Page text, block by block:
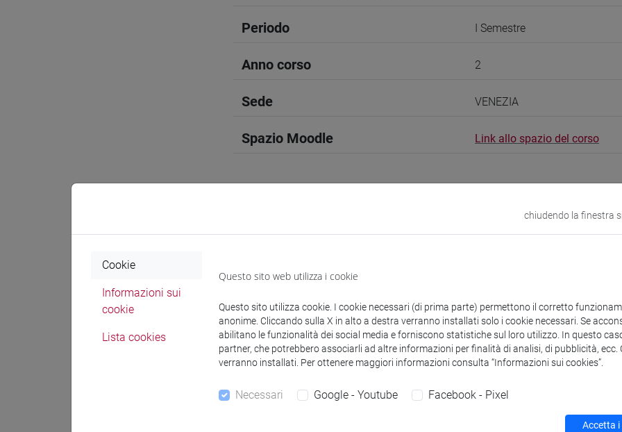
Periodo I Semestre
Anno corso 2
Sede VENEZIA
Spazio Moodle Link allo spazio del corso
Docenti e corsi di laurea
OZKAN GURSES Meral- 30h Esercitazioni
chiudendo la finestra
Cookie
Informazioni sui
cookie
Lista cookies
Questo sito web utilizza i cookie
Questo sito utilizza cookie. I cookie necessari (di prima parte) permettono il corretto
anonime. Cliccando sulla X in alto a destra verranno installati solo i cookie necessari. Se
abilitano le funzionalità dei social media e forniscono statistiche sul loro utilizzo. In questo
partner, che potrebbero associarli ad altre informazioni per finalità di analisi, di pubblicità, ecc.
verranno installati. Per ottenere maggiori informazioni consulta “Informazioni sui cookies”.
Necessari Google - Youtube Facebook - Pixel
Accetta i